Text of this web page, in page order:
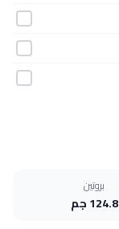
بروتين
124.8 جم